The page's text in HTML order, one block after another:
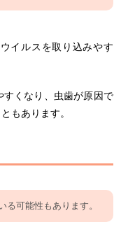
イルスを取り込みやす
すくなり、虫歯が原因で
もあります。
る可能性もあります。